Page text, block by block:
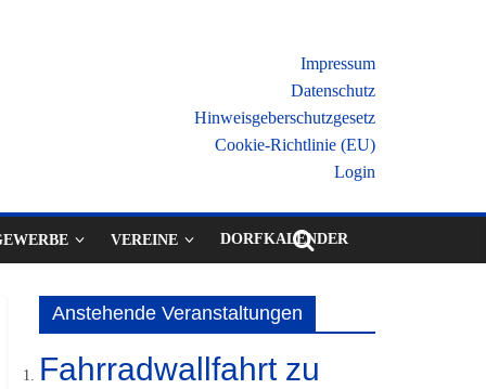
Impressum
Datenschutz
Hinweisgeberschutzgesetz
Cookie-Richtlinie (EU)
Login
VEREINE DORFKALENDER
Anstehende Veranstaltungen
Fahrradwallfahrt zu